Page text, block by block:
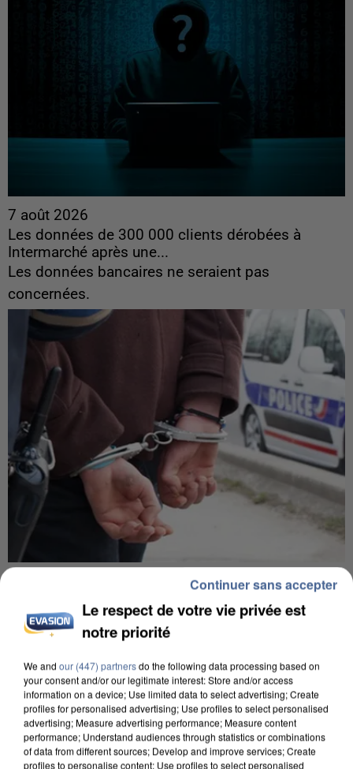
7 août 2026
Les données de 300 000 clients dérobées à
Intermarché après une...
Les données bancaires ne seraient pas
concernées.
Un second cadre de la DZ Mafia interpellé en
Algérie
Un cofondateur du réseau avait été interpellé
quelques jours plus tôt.
Le respect de votre vie privée est
notre priorité
We and our (447) partnersdo the following data processing based on
your consent and/or our legitimate interest: Store and/or access
information on a device; Use limited data to select advertising; Create
profiles for personalised advertising; Use profiles to select personalised
advertising; Measure advertising performance; Measure content
performance; Understand audiences through statistics or combinations
of data from different sources; Develop and improve services; Create
profiles to personalise content; Use profiles to select personalised
Continuer sans accepter